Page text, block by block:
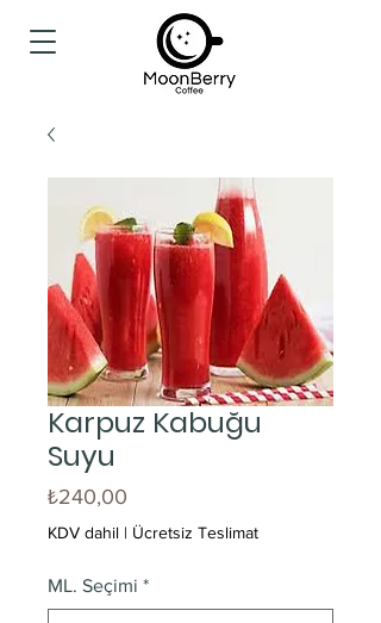
Karpuz Kabuğu
Suyu
₺240,00
KDV dahil | Ücretsiz Teslimat
ML. Seçimi *